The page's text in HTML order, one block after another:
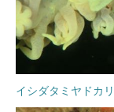
イシダタミヤドカリ